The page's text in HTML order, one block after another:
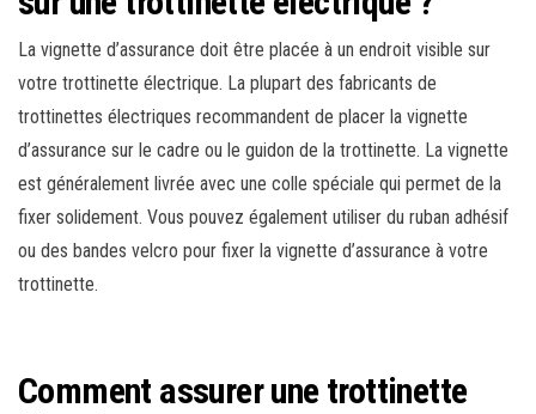
La vignette d’assurance doit être placée à un endroit visible sur
votre trottinette électrique. La plupart des fabricants de
trottinettes électriques recommandent de placer la vignette
d’assurance sur le cadre ou le guidon de la trottinette. La vignette
est généralement livrée avec une colle spéciale qui permet de la
fixer solidement. Vous pouvez également utiliser du ruban adhésif
ou des bandes velcro pour fixer la vignette d’assurance à votre
trottinette.
Comment assurer une trottinette